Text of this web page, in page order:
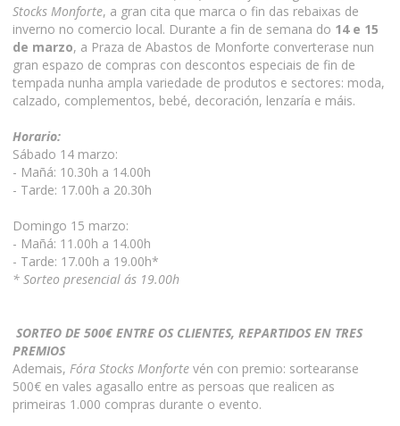
Stocks Monforte, a gran cita que marca o fin das rebaixas de
inverno no comercio local. Durante a fin de semana do 14 e 15
de marzo, a Praza de Abastos de Monforte converterase nun
gran espazo de compras con descontos especiais de fin de
tempada nunha ampla variedade de produtos e sectores: moda,
calzado, complementos, bebé, decoración, lenzaría e máis.
Horario:
Sábado 14 marzo:
- Mañá: 10.30h a 14.00h
- Tarde: 17.00h a 20.30h
Domingo 15 marzo:
- Mañá: 11.00h a 14.00h
- Tarde: 17.00h a 19.00h*
* Sorteo presencial ás 19.00h
SORTEO DE 500€ ENTRE OS CLIENTES, REPARTIDOS EN TRES
PREMIOS
Ademais, Fóra Stocks Monforte vén con premio: sortearanse
500€ en vales agasallo entre as persoas que realicen as
primeiras 1.000 compras durante o evento.